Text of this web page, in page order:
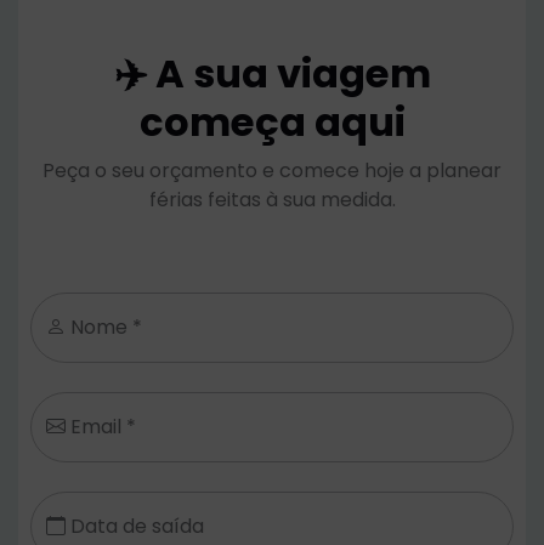
✈️ A sua viagem
começa aqui
Peça o seu orçamento e comece hoje a planear
férias feitas à sua medida.
Nome *
Email *
Data de saída